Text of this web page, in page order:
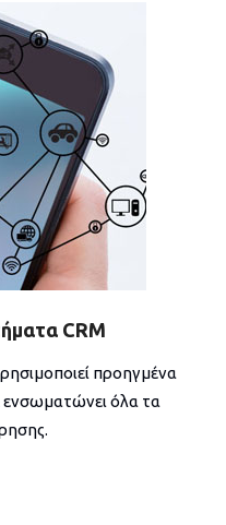
CRM
προηγμένα
ενσωματώνει όλα τα